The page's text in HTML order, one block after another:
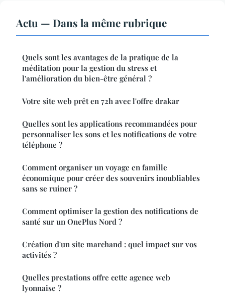
Actu — Dans la même rubrique
Quels sont les avantages de la pratique de la
méditation pour la gestion du stress et
l'amélioration du bien-être général ?
Votre site web prêt en 72h avec l'offre drakar
Quelles sont les applications recommandées pour
personnaliser les sons et les notifications de votre
téléphone ?
Comment organiser un voyage en famille
économique pour créer des souvenirs inoubliables
sans se ruiner ?
Comment optimiser la gestion des notifications de
santé sur un OnePlus Nord ?
Création d'un site marchand : quel impact sur vos
activités ?
Quelles prestations offre cette agence web
lyonnaise ?